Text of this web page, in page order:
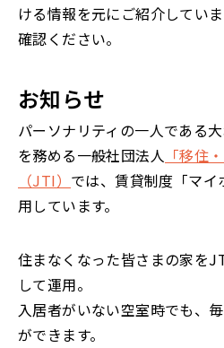
ける情報を元にご紹介してい
確認ください。
お知らせ
パーソナリティの一人である
を務める一般社団法人 「移住
（JTI） では、賃貸制度「マ
用しています。
住まなくなった皆さまの家を
して運用。
入居者がいない空室時でも、
ができます。